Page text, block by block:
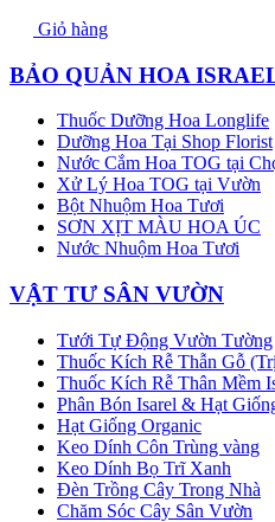
Giỏ hàng
BẢO QUẢN HOA
Thuốc Dưỡng Hoa Longlife
Dưỡng Hoa Tại Shop Florist
Nước Cắm Hoa TOG tại
Xử Lý Hoa TOG tại Vườn
Bột Nhuộm Hoa Tươi
SƠN XỊT MÀU HOA ÚC
Nước Nhuộm Hoa Tươi
VẬT TƯ SÂN VƯỜN
Tưới Tự Động Vườn Tường
Thuốc Kích Rễ Thẫn Gỗ
Thuốc Kích Rễ Thân Mềm
Phân Bón Isarel & Hạt
Hạt Giống Organic
Keo Dính Côn Trùng vàng
Keo Dính Bọ Trĩ Xanh
Đèn Trồng Cây Trong Nhà
Chăm Sóc Cây Sân Vườn